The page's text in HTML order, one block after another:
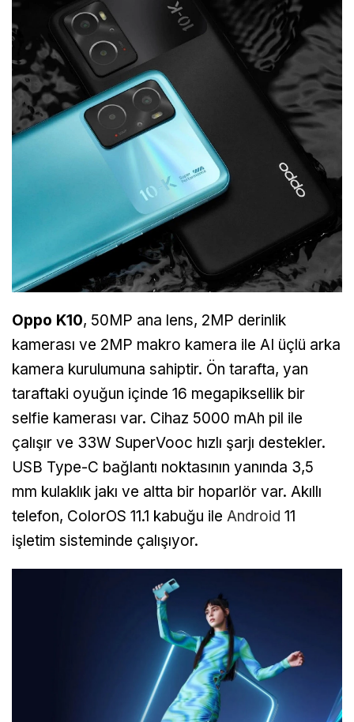
Oppo K10, 50MP ana lens, 2MP derinlik
kamerası ve 2MP makro kamera ile AI üçlü arka
kamera kurulumuna sahiptir. Ön tarafta, yan
taraftaki oyuğun içinde 16 megapiksellik bir
selfie kamerası var. Cihaz 5000 mAh pil ile
çalışır ve 33W SuperVooc hızlı şarjı destekler.
USB Type-C bağlantı noktasının yanında 3,5
mm kulaklık jakı ve altta bir hoparlör var. Akıllı
telefon, ColorOS 11.1 kabuğu ile Android 11
işletim sisteminde çalışıyor.